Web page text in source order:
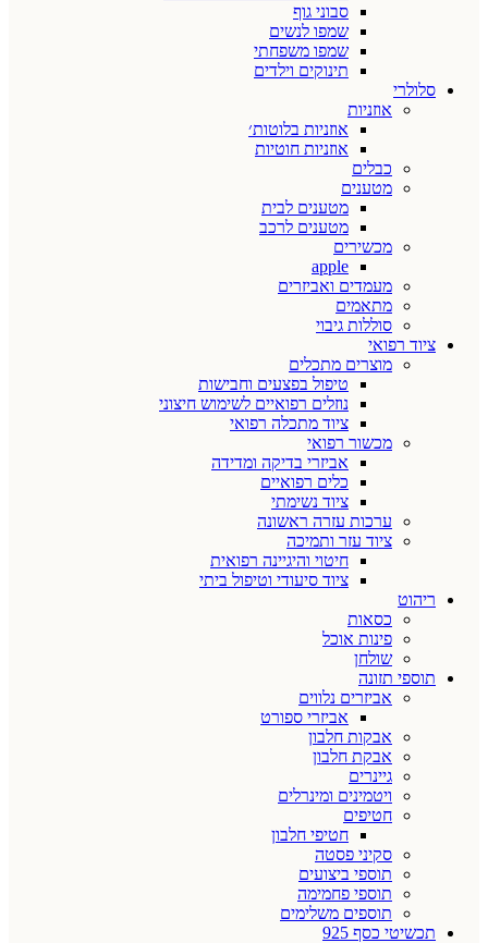
סבוני גוף
שמפו לנשים
שמפו משפחתי
תינוקים וילדים
סלולרי
אוזניות
אוזניות בלוטות׳
אוזניות חוטיות
כבלים
מטענים
מטענים לבית
מטענים לרכב
מכשירים
apple
מעמדים ואביזרים
מתאמים
סוללות גיבוי
ציוד רפואי
מוצרים מתכלים
טיפול בפצעים וחבישות
נוזלים רפואיים לשימוש חיצוני
ציוד מתכלה רפואי
מכשור רפואי
אביזרי בדיקה ומדידה
כלים רפואיים
ציוד נשימתי
ערכות עזרה ראשונה
ציוד עזר ותמיכה
חיטוי והיגיינה רפואית
ציוד סיעודי וטיפול ביתי
ריהוט
כסאות
פינות אוכל
שולחן
תוספי תזונה
אביזרים נלווים
אביזרי ספורט
אבקות חלבון
אבקת חלבון
גיינרים
ויטמינים ומינרלים
חטיפים
חטיפי חלבון
סקיני פסטה
תוספי ביצועים
תוספי פחמימה
תוספים משלימים
תכשיטי כסף 925